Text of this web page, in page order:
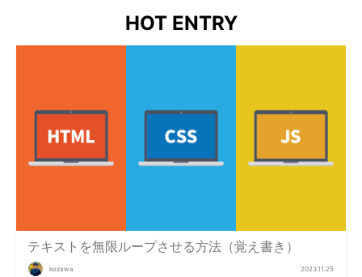
HOT ENTRY
テキストを無限ループさせる方法（覚え書き）
kozawa 2023.11.25